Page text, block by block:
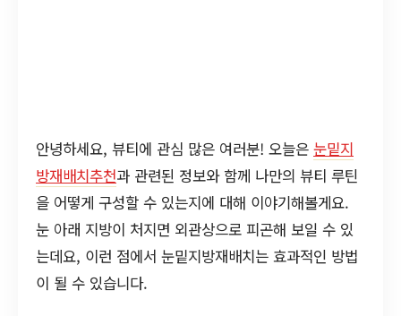
안녕하세요, 뷰티에 관심 많은 여러분! 오늘은 눈밑지
방재배치추천과 관련된 정보와 함께 나만의 뷰티 루틴
을 어떻게 구성할 수 있는지에 대해 이야기해볼게요.
눈 아래 지방이 처지면 외관상으로 피곤해 보일 수 있
는데요, 이런 점에서 눈밑지방재배치는 효과적인 방법
이 될 수 있습니다.